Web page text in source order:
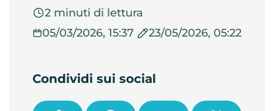
2 minuti di lettura
05/03/2026, 15:37
23/05/2026, 05:22
Condividi sui social